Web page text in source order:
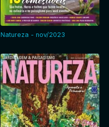
Natureza - nov/2023